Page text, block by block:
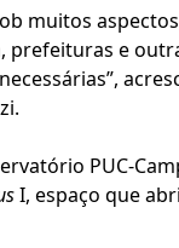
muitos
e
PUC-
I, espaço que